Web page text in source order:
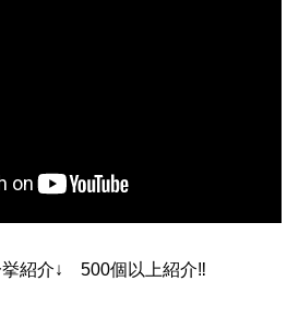
挙紹介↓ 500個以上紹介‼